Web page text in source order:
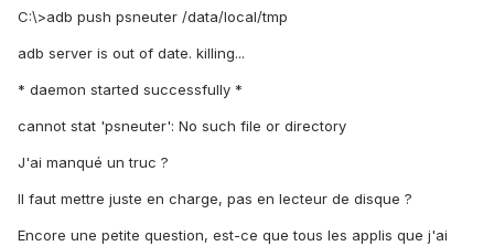
C:\>adb push psneuter /data/local/tmp
adb server is out of date. killing...
* daemon started successfully *
cannot stat 'psneuter': No such file or directory
J'ai manqué un truc ?
Il faut mettre juste en charge, pas en lecteur de disque ?
Encore une petite question, est-ce que tous les applis que j'ai